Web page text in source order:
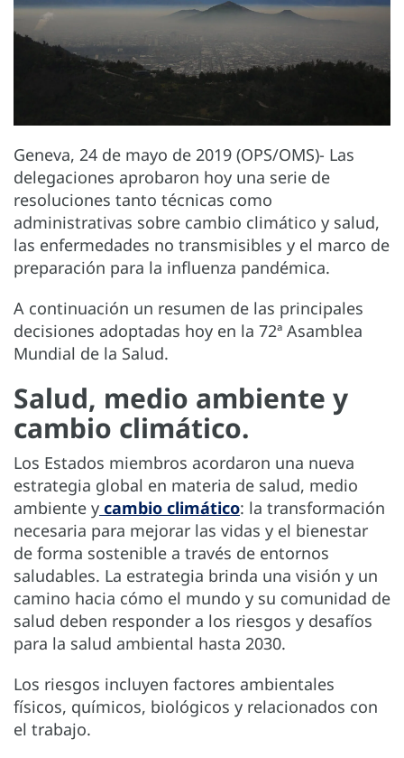
Geneva, 24 de mayo de 2019 (OPS/OMS)- Las
delegaciones aprobaron hoy una serie de
resoluciones tanto técnicas como
administrativas sobre cambio climático y salud,
las enfermedades no transmisibles y el marco de
preparación para la influenza pandémica.
A continuación un resumen de las principales
decisiones adoptadas hoy en la 72ª Asamblea
Mundial de la Salud.
Salud, medio ambiente y
cambio climático.
Los Estados miembros acordaron una nueva
estrategia global en materia de salud, medio
ambiente y cambio climático: la transformación
necesaria para mejorar las vidas y el bienestar
de forma sostenible a través de entornos
saludables. La estrategia brinda una visión y un
camino hacia cómo el mundo y su comunidad de
salud deben responder a los riesgos y desafíos
para la salud ambiental hasta 2030.
Los riesgos incluyen factores ambientales
físicos, químicos, biológicos y relacionados con
el trabajo.